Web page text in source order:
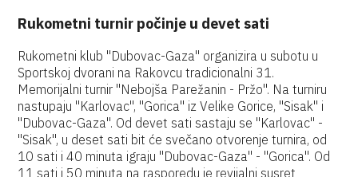
Rukometni turnir počinje u devet sati
Rukometni klub "Dubovac-Gaza" organizira u subotu u
Sportskoj dvorani na Rakovcu tradicionalni 31.
Memorijalni turnir "Nebojša Parežanin - Pržo". Na turniru
nastupaju "Karlovac", "Gorica" iz Velike Gorice, "Sisak" i
"Dubovac-Gaza". Od devet sati sastaju se "Karlovac" -
"Sisak", u deset sati bit će svečano otvorenje turnira, od
10 sati i 40 minuta igraju "Dubovac-Gaza" - "Gorica". Od
11 sati i 50 minuta na rasporedu je revijalni susret